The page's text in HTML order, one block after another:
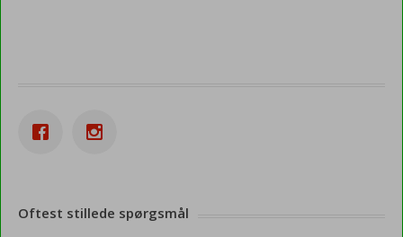
Oftest stillede spørgsmål